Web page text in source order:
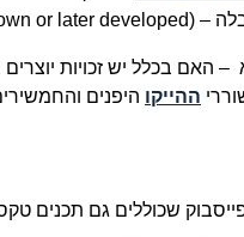
–
or later developed)
ההייקו היפנים
ופייסבוק שכוללים גם תכנים